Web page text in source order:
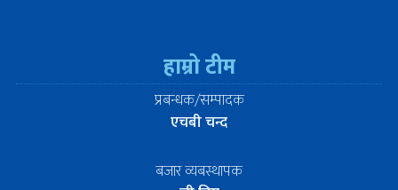
हाम्रो टीम
प्रबन्धक/सम्पादक
एचबी चन्द
बजार व्यबस्थापक